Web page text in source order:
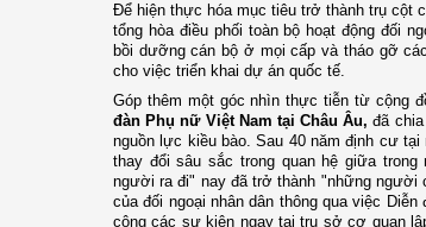
Để hiện thực hóa mục tiêu trở thành trụ cột
tổng hòa điều phối toàn bộ hoạt động đối
bồi dưỡng cán bộ ở mọi cấp và tháo gỡ
cho việc triển khai dự án quốc tế.
Góp thêm một góc nhìn thực tiễn từ cộng
đàn Phụ nữ Việt Nam tại Châu Âu,đã
nguồn lực kiều bào. Sau 40 năm định cư
thay đổi sâu sắc trong quan hệ giữa
người ra đi" nay đã trở thành "những
của đối ngoại nhân dân thông qua việc
công các sự kiện ngay tại trụ sở cơ quan